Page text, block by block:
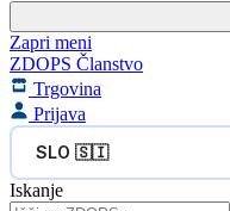
Zapri meni
ZDOPS Članstvo
Trgovina
Prijava
SLO 🇸🇮
Iskanje